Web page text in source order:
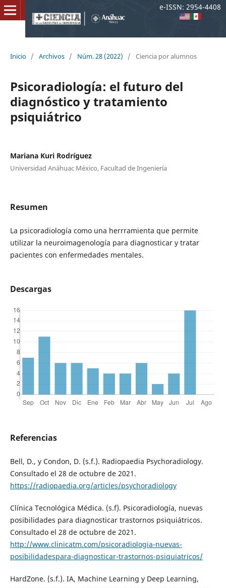
Inicio / Archivos / Núm. 28 (2022) / Ciencia por alumnos
Psicoradiología: el futuro del
diagnóstico y tratamiento
psiquiátrico
Mariana Kuri Rodríguez
Universidad Anáhuac México, Facultad de Ingeniería
Resumen
La psicoradiología como una herrramienta que permite
utilizar la neuroimagenología para diagnosticar y tratar
pacientes con enfermedades mentales.
Descargas
Referencias
Bell, D., y Condon, D. (s.f.). Radiopaedia Psychoradiology.
Consultado el 28 de octubre de 2021.
https://radiopaedia.org/articles/psychoradiology
Clínica Tecnológica Médica. (s.f). Psicoradiología, nuevas
posibilidades para diagnosticar trastornos psiquiátricos.
Consultado el 28 de octubre de 2021.
http://www.clinicatm.com/psicoradiologia-nuevas-
posibilidadespara-diagnosticar-trastornos-psiquiatricos/
HardZone. (s.f.). IA, Machine Learning y Deep Learning,
e-ISSN: 2954-4408